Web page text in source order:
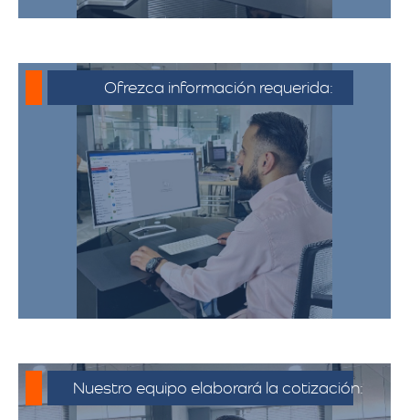
Ofrezca información requerida:
Debe proporcionar información detallada
sobre la mudanza, incluyendo la dirección
de origen y destino, el tipo y cantidad de
pertenencias.​
Nuestro equipo elaborará la cotización: